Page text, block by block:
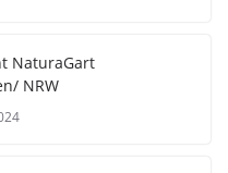
NaturaGart
NRW